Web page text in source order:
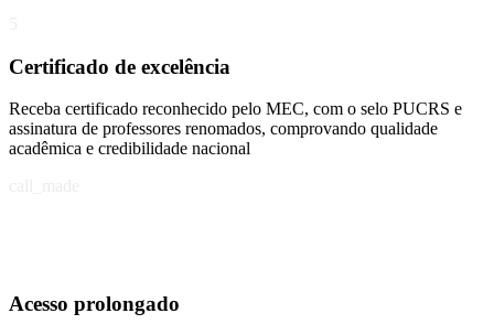
Certificado de excelência
Receba certificado reconhecido pelo MEC, com o selo PUCRS e
assinatura de professores renomados, comprovando qualidade
acadêmica e credibilidade nacional
Acesso prolongado